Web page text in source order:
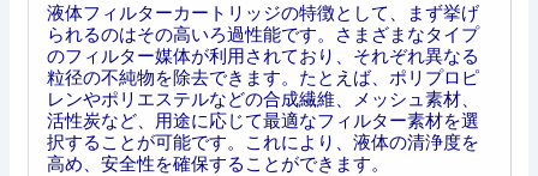
液体フィルターカートリッジの特徴として、まず挙げ
られるのはその高いろ過性能です。さまざまなタイプ
のフィルター媒体が利用されており、それぞれ異なる
粒径の不純物を除去できます。たとえば、ポリプロピ
レンやポリエステルなどの合成繊維、メッシュ素材、
活性炭など、用途に応じて最適なフィルター素材を選
択することが可能です。これにより、液体の清浄度を
高め、安全性を確保することができます。